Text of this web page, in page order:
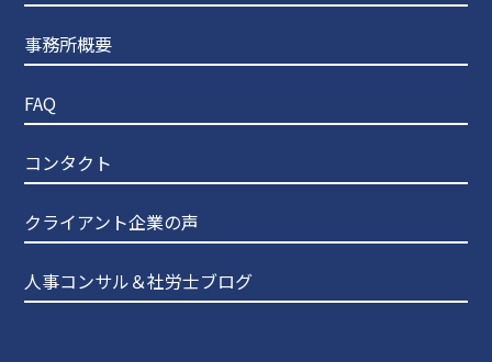
事務所概要
FAQ
コンタクト
クライアント企業の声
人事コンサル＆社労士ブログ